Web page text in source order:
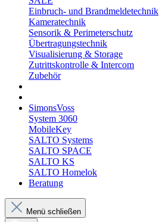
Einbruch- und Brandmeldetechnik
Kameratechnik
Sensorik & Perimeterschutz
Übertragungstechnik
Visualisierung & Storage
Zutrittskontrolle & Intercom
Zubehör
SimonsVoss
System 3060
MobileKey
SALTO Systems
SALTO SPACE
SALTO KS
SALTO Homelok
Beratung
Menü schließen